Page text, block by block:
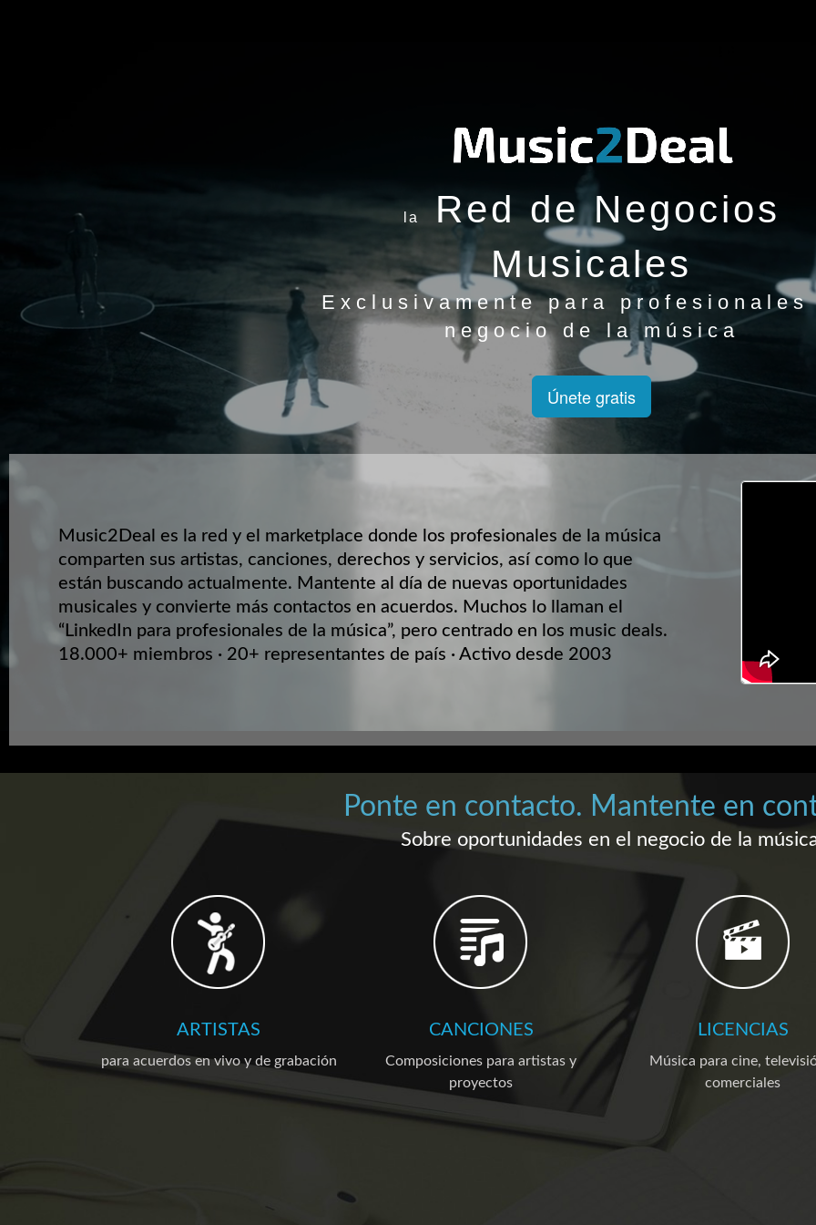
la
Red de Negocios
Musicales
Exclusivamente para
negocio de la música
Únete gratis
Music2Deal es la red y el marketplace donde los profesionales de la música
comparten sus artistas, canciones, derechos y servicios, así como lo que
están buscando actualmente. Mantente al día de nuevas oportunidades
musicales y convierte más contactos en acuerdos. Muchos lo llaman el
“LinkedIn para profesionales de la música”, pero centrado en los music deals.
18.000+ miembros · 20+ representantes de país · Activo desde 2003
Ponte en contacto. Mantente en
Sobre oportunidades en el negocio de la
ARTISTAS
para acuerdos en vivo y de grabación
CANCIONES
Composiciones para artistas y
proyectos
LICENCIAS
Música para cine,
comerciales